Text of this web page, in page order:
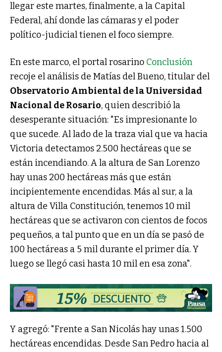
llegar este martes, finalmente, a la Capital
Federal, ahí donde las cámaras y el poder
político-judicial tienen el foco siempre.
En este marco, el portal rosarino Conclusión
recoje el análisis de Matías del Bueno, titular del
Observatorio Ambiental de la Universidad
Nacional de Rosario, quien describió la
desesperante situación: "Es impresionante lo
que sucede. Al lado de la traza vial que va hacia
Victoria detectamos 2.500 hectáreas que se
están incendiando. A la altura de San Lorenzo
hay unas 200 hectáreas más que están
incipientemente encendidas. Más al sur, a la
altura de Villa Constitución, tenemos 10 mil
hectáreas que se activaron con cientos de focos
pequeños, a tal punto que en un día se pasó de
100 hectáreas a 5 mil durante el primer día. Y
luego se llegó casi hasta 10 mil en esa zona".
Y agregó: "Frente a San Nicolás hay unas 1.500
hectáreas encendidas. Desde San Pedro hacia al